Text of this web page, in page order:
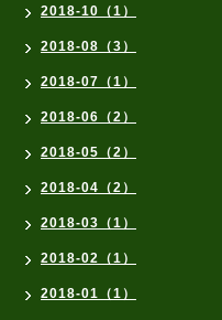
2018-10（1）
2018-08（3）
2018-07（1）
2018-06（2）
2018-05（2）
2018-04（2）
2018-03（1）
2018-02（1）
2018-01（1）